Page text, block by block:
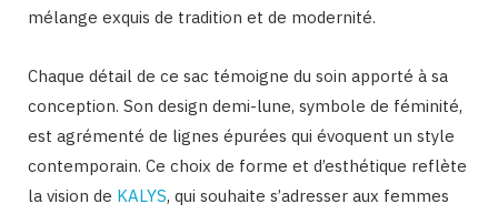
mélange exquis de tradition et de modernité.
Chaque détail de ce sac témoigne du soin apporté à sa
conception. Son design demi-lune, symbole de féminité,
est agrémenté de lignes épurées qui évoquent un style
contemporain. Ce choix de forme et d’esthétique reflète
la vision de KALYS, qui souhaite s’adresser aux femmes